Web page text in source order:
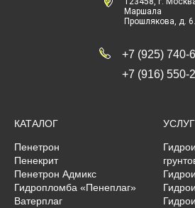
Маршала
Прошлякова, д. 6.
+7 (925) 740-
+7 (916) 550-
КАТАЛОГ
Пенетрон
Пенекрит
Пенетрон Адмикс
Гидропломба «Пенеплаг»
Ватерплаг